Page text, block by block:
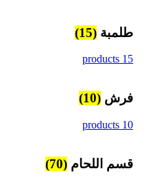
طلمبة (15)
15 products
فرش (10)
10 products
قسم اللحام (70)